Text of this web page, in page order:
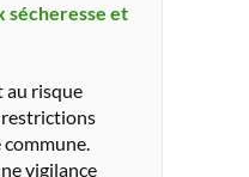
et
au risque
vigilance